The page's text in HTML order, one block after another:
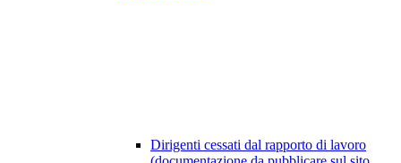
Dirigenti cessati dal rapporto di lavoro